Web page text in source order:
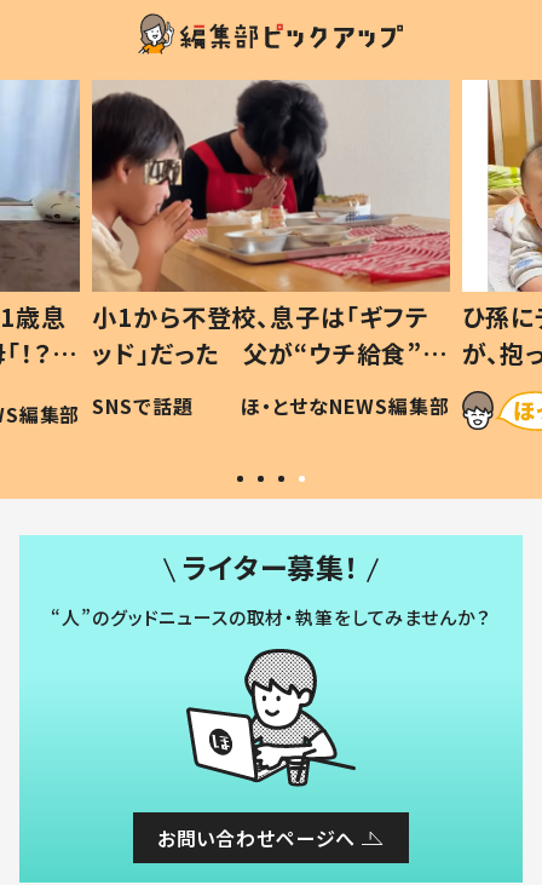
歳息
？」
編集部
小1から不登校、息子は「ギフテ
ッド」だった 父が“ウチ給食”を
作り続ける理由とは #令和の親
#令和の子
SNSで話題 ほ・とせなNEWS編集部
ひ孫
が、
「涙が
い」
ライター募集！
“人”のグッドニュースの取材・執筆をしてみませんか？
お問い合わせページへ